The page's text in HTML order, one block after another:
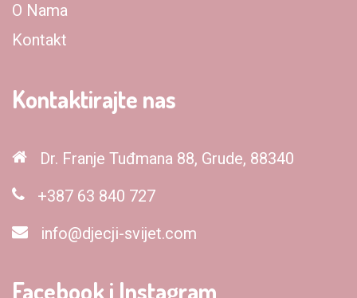
O Nama
Kontakt
Kontaktirajte nas
Dr. Franje Tuđmana 88, Grude, 88340
+387 63 840 727
info@djecji-svijet.com
Facebook i Instagram